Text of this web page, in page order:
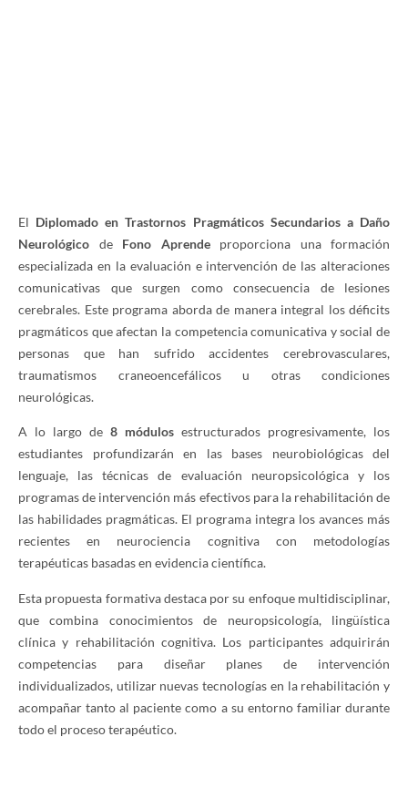
El Diplomado en Trastornos Pragmáticos Secundarios a Daño
Neurológico de Fono Aprendeproporciona una formación
especializada en la evaluación e intervención de las alteraciones
comunicativas que surgen como consecuencia de lesiones
cerebrales. Este programa aborda de manera integral los déficits
pragmáticos que afectan la competencia comunicativa y social de
personas que han sufrido accidentes cerebrovasculares,
traumatismos craneoencefálicos u otras condiciones
neurológicas.
A lo largo de 8 módulos estructurados progresivamente, los
estudiantes profundizarán en las bases neurobiológicas del
lenguaje, las técnicas de evaluación neuropsicológica y los
programas de intervención más efectivos para la rehabilitación de
las habilidades pragmáticas. El programa integra los avances más
recientes en neurociencia cognitiva con metodologías
terapéuticas basadas en evidencia científica.
Esta propuesta formativa destaca por su enfoque multidisciplinar,
que combina conocimientos de neuropsicología, lingüística
clínica y rehabilitación cognitiva. Los participantes adquirirán
competencias para diseñar planes de intervención
individualizados, utilizar nuevas tecnologías en la rehabilitación y
acompañar tanto al paciente como a su entorno familiar durante
todo el proceso terapéutico.